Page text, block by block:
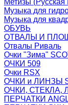
Метизы
Музыка для
Музыка для
ОБУВЬ
ОТВАЛЫ И
Отвалы Риваль
Очки "Зима"
ОЧКИ 509
Очки RSX
ОЧКИ и ЛИНЗЫ
ОЧКИ, СТЕКЛА,
ПЕРЧАТКИ